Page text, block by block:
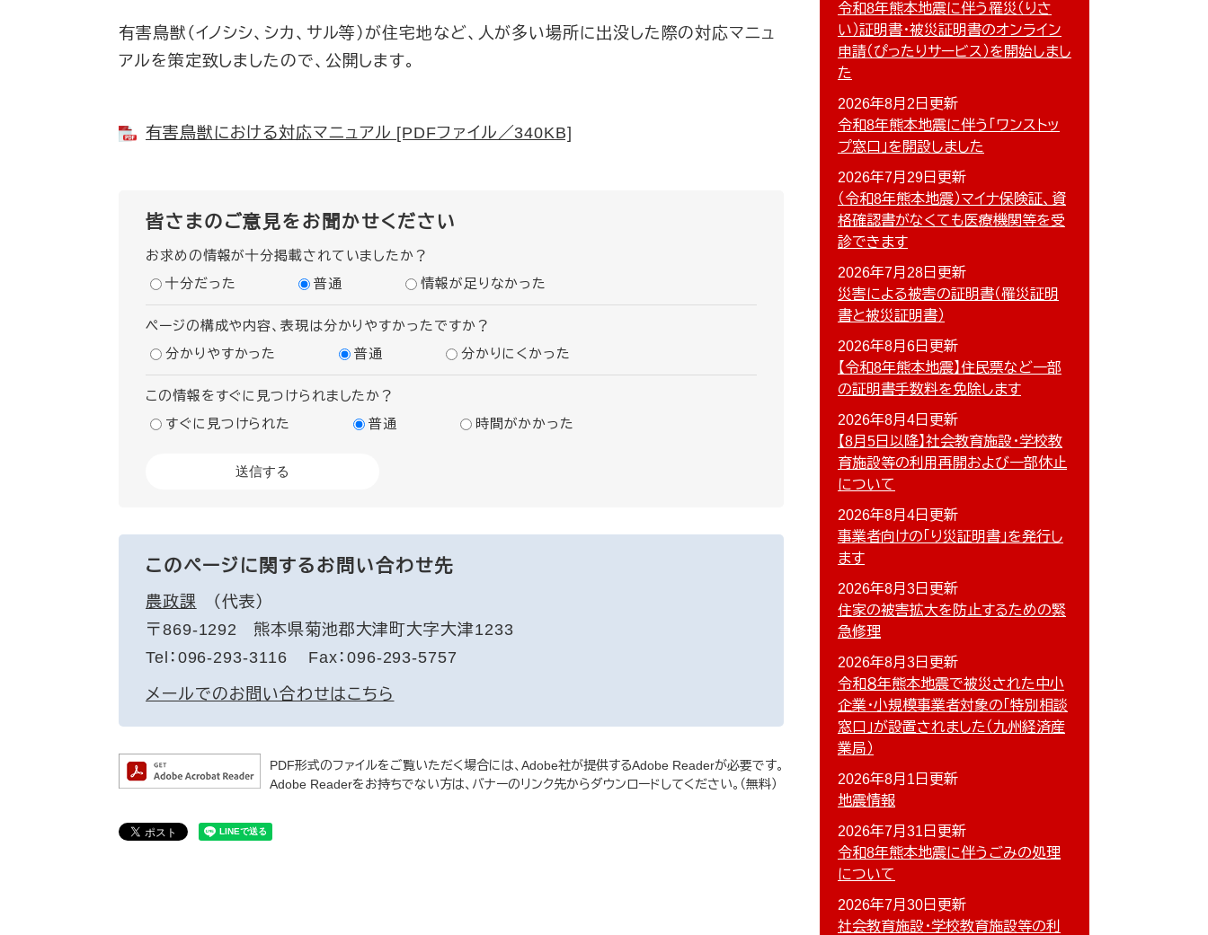
有害鳥獣（イノシシ、シカ、サル等）が住宅地など、人が多い場所に出没した際の対応マニュ
アルを策定致しましたので、公開します。
有害鳥獣における対応マニュアル [PDFファイル／340KB]
皆さまのご意見をお聞かせください
お求めの情報が十分掲載されていましたか？
十分だった
普通 情報が足りなかった
ページの構成や内容、表現は分かりやすかったですか？
分かりやすかった
普通 分かりにくかった
この情報をすぐに見つけられましたか？
すぐに見つけられた
普通 時間がかかった
このページに関するお問い合わせ先
農政課
代表
〒869-1292
熊本県菊池郡大津町大字大津1233
Tel：096-293-3116
Fax：096-293-5757
メールでのお問い合わせはこちら
PDF形式のファイルをご覧いただく場合には、Adobe社が提供するAdobe Readerが必要です。
Adobe Readerをお持ちでない方は、バナーのリンク先からダウンロードしてください。（無料）
令和8年熊本地震に伴う罹災（りさ
い）証明書・被災証明書のオンライン
申請（ぴったりサービス）を開始しまし
た
2026年8月2日更新
令和8年熊本地震に伴う「ワンストッ
プ窓口」を開設しました
2026年7月29日更新
（令和8年熊本地震）マイナ保険証、資
格確認書がなくても医療機関等を受
診できます
2026年7月28日更新
災害による被害の証明書（罹災証明
書と被災証明書）
2026年8月6日更新
【令和8年熊本地震】住民票など一部
の証明書手数料を免除します
2026年8月4日更新
【8月5日以降】社会教育施設・学校教
育施設等の利用再開および一部休止
について
2026年8月4日更新
事業者向けの「り災証明書」を発行し
ます
2026年8月3日更新
住家の被害拡大を防止するための緊
急修理
2026年8月3日更新
令和８年熊本地震で被災された中小
企業・小規模事業者対象の「特別相談
窓口」が設置されました（九州経済産
業局）
2026年8月1日更新
地震情報
2026年7月31日更新
令和8年熊本地震に伴うごみの処理
について
2026年7月30日更新
社会教育施設・学校教育施設等の利